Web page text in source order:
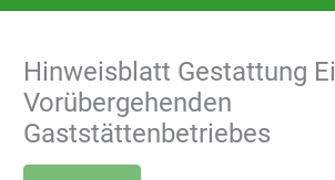
Hinweisblatt Gestattung
Vorübergehenden
Gaststättenbetriebes